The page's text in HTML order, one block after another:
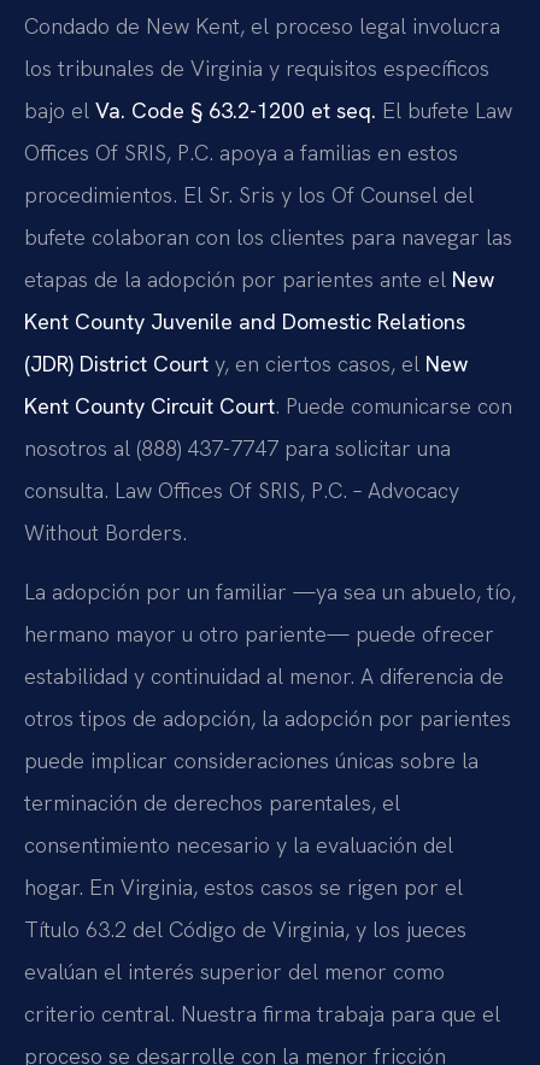
Condado de New Kent, el proceso legal involucra
los tribunales de Virginia y requisitos específicos
bajo el Va. Code § 63.2-1200 et seq. El bufete Law
Offices Of SRIS, P.C. apoya a familias en estos
procedimientos. El Sr. Sris y los Of Counsel del
bufete colaboran con los clientes para navegar las
etapas de la adopción por parientes ante el New
Kent County Juvenile and Domestic Relations
(JDR) District Court y, en ciertos casos, el New
Kent County Circuit Court. Puede comunicarse con
nosotros al (888) 437-7747 para solicitar una
consulta. Law Offices Of SRIS, P.C. – Advocacy
Without Borders.
La adopción por un familiar —ya sea un abuelo, tío,
hermano mayor u otro pariente— puede ofrecer
estabilidad y continuidad al menor. A diferencia de
otros tipos de adopción, la adopción por parientes
puede implicar consideraciones únicas sobre la
terminación de derechos parentales, el
consentimiento necesario y la evaluación del
hogar. En Virginia, estos casos se rigen por el
Título 63.2 del Código de Virginia, y los jueces
evalúan el interés superior del menor como
criterio central. Nuestra firma trabaja para que el
proceso se desarrolle con la menor fricción